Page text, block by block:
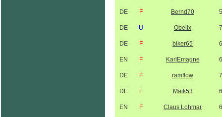
DE F Bernd70
DE U Obelix
DE F biker65
EN F KarlEmagne
DE F ramflow
DE F Maik53
EN F Claus Lohmar